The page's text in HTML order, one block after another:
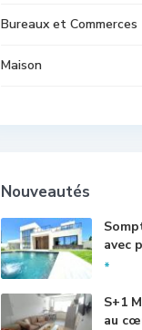
Bureaux et Commerces
Maison
Nouveautés
avec
*
S+1
au